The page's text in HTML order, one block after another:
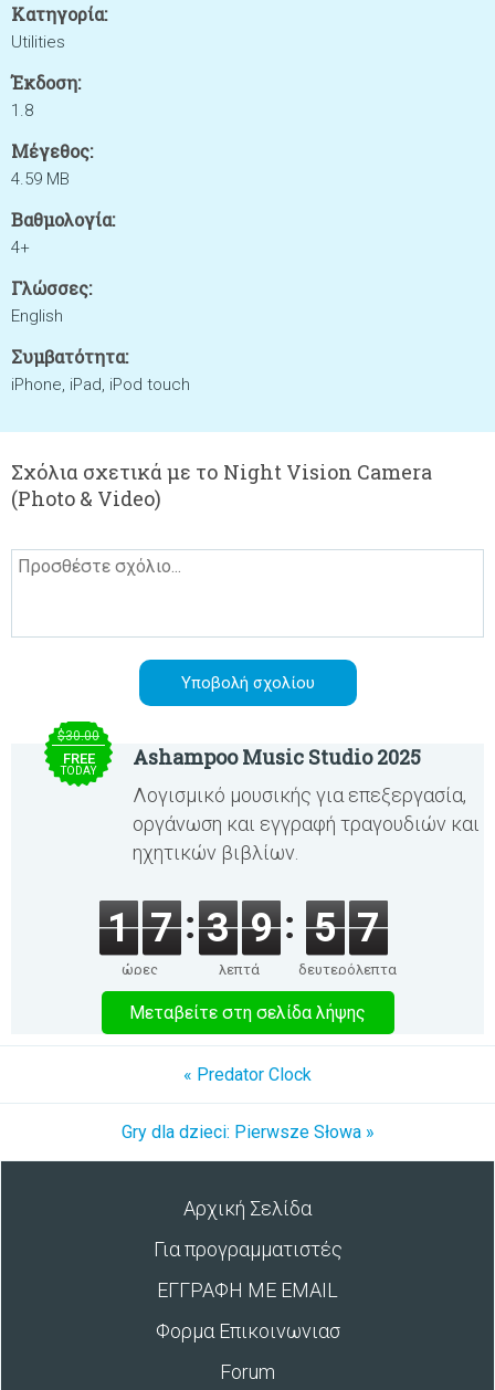
Κατηγορία:
Utilities
Έκδοση:
1.8
Μέγεθος:
4.59 MB
Βαθμολογία:
4+
Γλώσσες:
English
Συμβατότητα:
iPhone, iPad, iPod touch
Σχόλια σχετικά με το Night Vision Camera
(Photo & Video)
$30.00
FREE
TODAY
Ashampoo Music Studio 2025
Λογισμικό μουσικής για επεξεργασία,
οργάνωση και εγγραφή τραγουδιών και
ηχητικών βιβλίων.
1 7
ώρες
3 9
λεπτά
5 7
δευτερόλεπτα
Μεταβείτε στη σελίδα λήψης
« Predator Clock
Gry dla dzieci: Pierwsze Słowa »
Αρχική Σελίδα
Για προγραμματιστές
ΕΓΓΡΑΦΗ ΜΕ EMAIL
Φορμα Επικοινωνιασ
Forum